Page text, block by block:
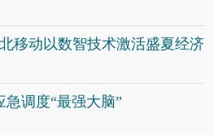
移动以数智技术激活盛夏经济
调度“最强大脑”